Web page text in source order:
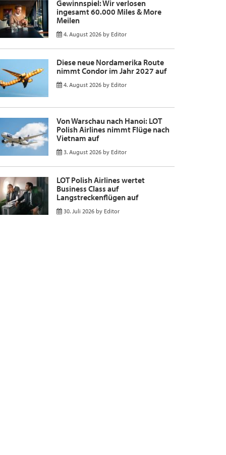
Gewinnspiel: Wir verlosen
ingesamt 60.000 Miles & More
Meilen
4. August 2026 by Editor
Diese neue Nordamerika Route
nimmt Condor im Jahr 2027 auf
4. August 2026 by Editor
Von Warschau nach Hanoi: LOT
Polish Airlines nimmt Flüge nach
Vietnam auf
3. August 2026 by Editor
LOT Polish Airlines wertet
Business Class auf
Langstreckenflügen auf
30. Juli 2026 by Editor